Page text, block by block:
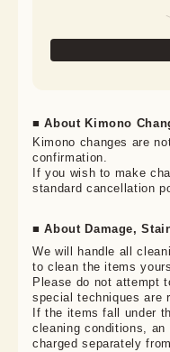
■ About Kimono
Kimono changes are
confirmation.
If you wish to make
standard cancellation
■ About Damage,
We will handle all
to clean the items
Please do not attempt
special techniques are
If the items fall under
cleaning conditions,
charged separately